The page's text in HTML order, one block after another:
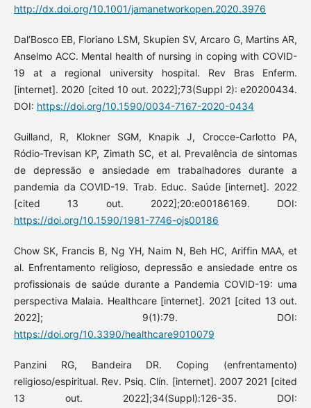
http://dx.doi.org/10.1001/jamanetworkopen.2020.3976
Dal’Bosco EB, Floriano LSM, Skupien SV, Arcaro G, Martins AR,
Anselmo ACC. Mental health of nursing in coping with COVID-
19 at a regional university hospital. Rev Bras Enferm.
[internet]. 2020 [cited 10 out. 2022];73(Suppl 2): e20200434.
DOI: https://doi.org/10.1590/0034-7167-2020-0434
Guilland, R, Klokner SGM, Knapik J, Crocce-Carlotto PA,
Ródio-Trevisan KP, Zimath SC, et al. Prevalência de sintomas
de depressão e ansiedade em trabalhadores durante a
pandemia da COVID-19. Trab. Educ. Saúde [internet]. 2022
[cited 13 out. 2022];20:e00186169. DOI:
https://doi.org/10.1590/1981-7746-ojs00186
Chow SK, Francis B, Ng YH, Naim N, Beh HC, Ariffin MAA, et
al. Enfrentamento religioso, depressão e ansiedade entre os
profissionais de saúde durante a Pandemia COVID-19: uma
perspectiva Malaia. Healthcare [internet]. 2021 [cited 13 out.
2022]; 9(1):79. DOI:
https://doi.org/10.3390/healthcare9010079
Panzini RG, Bandeira DR. Coping (enfrentamento)
religioso/espiritual. Rev. Psiq. Clín. [internet]. 2007 2021 [cited
13 out. 2022];34(Suppl):126-35. DOI: